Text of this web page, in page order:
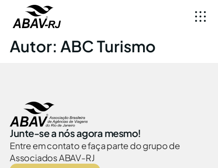
Autor: ABC Turismo
Junte-se a nós agora mesmo!
Entre em contato e faça parte do grupo de
Associados ABAV-RJ